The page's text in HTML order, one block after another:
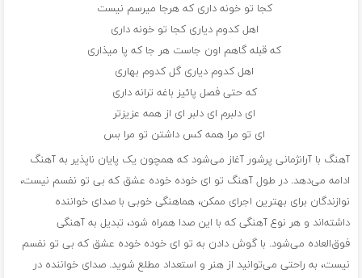
کجا تو خونه داری که هرجا میرسم نیست
اهل کدوم دیاری کجا تو خونه داری
که قبله گاهم اون جاست هر جا که پا میذاری
اهل کدوم دیاری گل کدوم بهاری
که حتی فصل پائیز باغه ترانه داری
ای دلبرم ای دلبر ای از همه عزیزتر
ای تو مرا همه کس داشتن تو مرا بس
آهنگ با آرانژمانی پرشور آغاز می‌شود که همچون یک پایان ناپذیر به آهنگ
ادامه می‌دهد. در طول آهنگ تو ای خوده خوده عشق که بی تو نفسم نیست،
نوازندگان برای بهترین اجرای ممکن، هماهنگی خوبی با صدای خواننده
داشته‌اند و هر نوع آهنگی که با این صدا همراه شود، تبدیل به آهنگی
فوق‌العاده می‌شود. با گوش دادن به تو ای خوده خوده عشق که بی تو نفسم
نیست، به راحتی می‌توانید از هنر و استعداد مطلع شوید. صدای خواننده در